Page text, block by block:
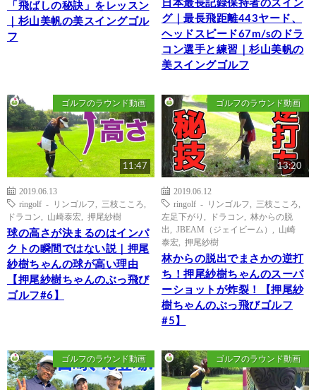
「飛ばしの秘訣」をレッスン
｜杉山美帆の美スイングゴル
フ
日本最長記録保持者のスイン
グ｜最長飛距離443ヤード、
ヘッドスピード67m/sのドラ
コン選手と練習｜杉山美帆の
美スイングゴルフ
ゴルフのラウンド動画
11:47
2019.06.13
ringolf - リンゴルフ
三枝こころ
ドラコン
山崎泰宏 押尾紗樹
球の高さが決まるのはインパ
クトの瞬間ではない説｜押尾
紗樹ちゃんの球が高い理由
【押尾紗樹ちゃんのぶっ飛び
ゴルフ#6】
ゴルフのラウンド動画
13:20
2019.06.12
ringolf - リンゴルフ
三枝こころ
左足下がり
ドラコン
林からの脱
出
JBEAM（ジェイビーム）
山崎
泰宏
押尾紗樹
林からの脱出でまさかの逆打
ち！押尾紗樹ちゃんのスーパ
ーショットが炸裂！【押尾紗
樹ちゃんのぶっ飛びゴルフ
#5】
ゴルフのラウンド動画 ゴルフのラウンド動画